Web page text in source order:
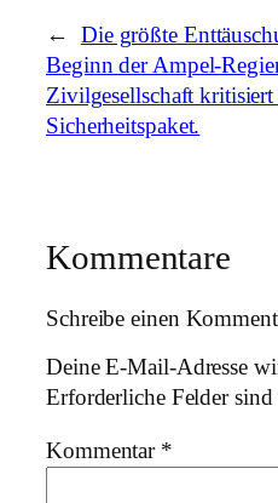
←
Die größte
Beginn der Ampel-
Zivilgesellschaft kritisiert
Sicherheitspaket.
Kommentare
Schreibe einen
Deine E-Mail-Adresse
Erforderliche Felder
Kommentar *